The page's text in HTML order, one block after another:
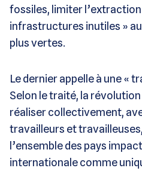
fossiles, limiter
infrastructures inutiles »
plus vertes.
Le dernier appelle à une «
Selon le traité, la
réaliser collectivement,
travailleurs et
l’ensemble des pays
internationale comme